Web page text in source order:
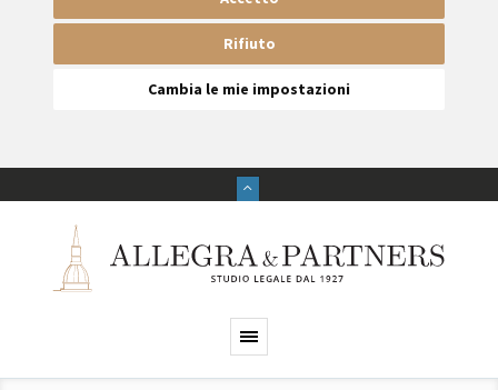
Rifiuto
Cambia le mie impostazioni